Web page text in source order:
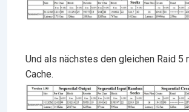
Und als nächstes den gleichen Raid 5
Cache.